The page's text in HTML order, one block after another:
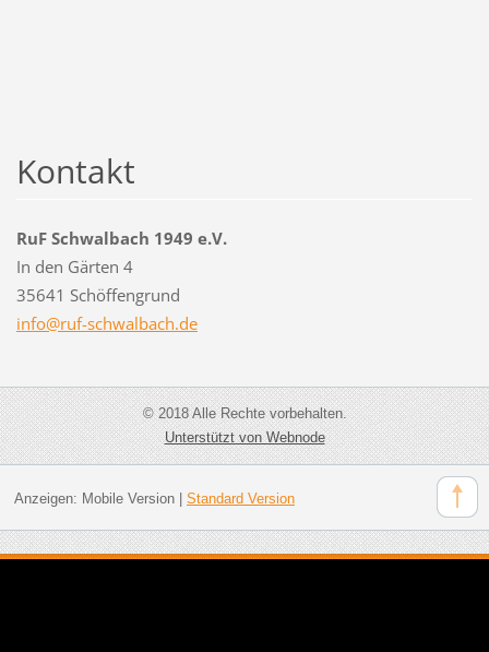
Kontakt
RuF Schwalbach 1949 e.V.
In den Gärten 4
35641 Schöffengrund
info@ruf-schwalbach.de
© 2018 Alle Rechte vorbehalten.
Unterstützt von Webnode
Anzeigen: Mobile Version| Standard Version